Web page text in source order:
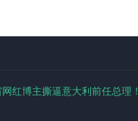
红博主撕逼意大利前任总理！